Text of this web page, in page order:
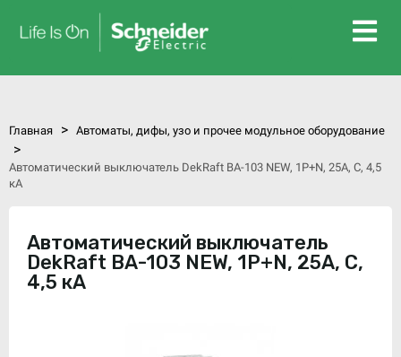
Главная > Автоматы, дифы, узо и прочее модульное оборудование
>
Автоматический выключатель DekRaft ВА-103 NEW, 1P+N, 25А, С, 4,5
кА
Автоматический выключатель
DekRaft ВА-103 NEW, 1P+N, 25А, С,
4,5 кА